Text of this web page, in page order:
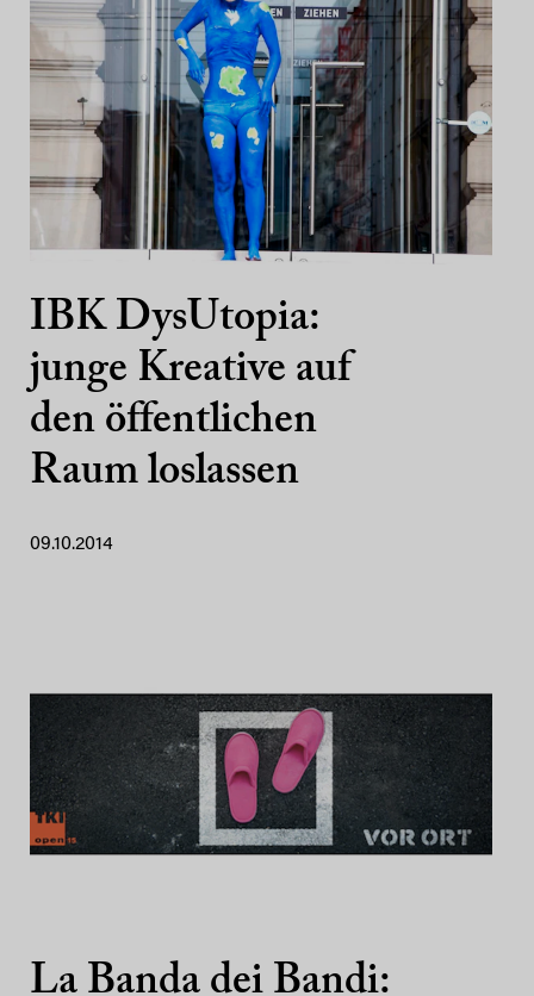
IBK DysUtopia:
junge Kreative auf
den öffentlichen
Raum loslassen
09.10.2014
La Banda dei Bandi: